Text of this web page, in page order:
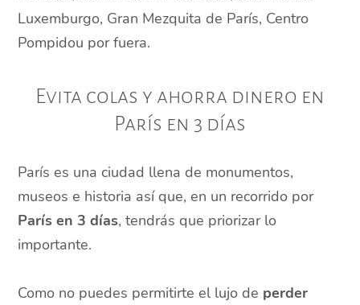
Luxemburgo, Gran Mezquita de París, Centro
Pompidou por fuera.
Evita colas y ahorra dinero en
París en 3 días
París es una ciudad llena de monumentos,
museos e historia así que, en un recorrido por
París en 3 días, tendrás que priorizar lo
importante.
Como no puedes permitirte el lujo de perder